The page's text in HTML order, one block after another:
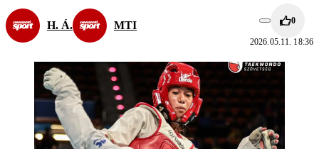
H. Á. MTI 0
2026.05.11. 18:36